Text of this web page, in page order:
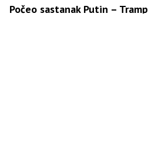
Počeo sastanak Putin – Tramp